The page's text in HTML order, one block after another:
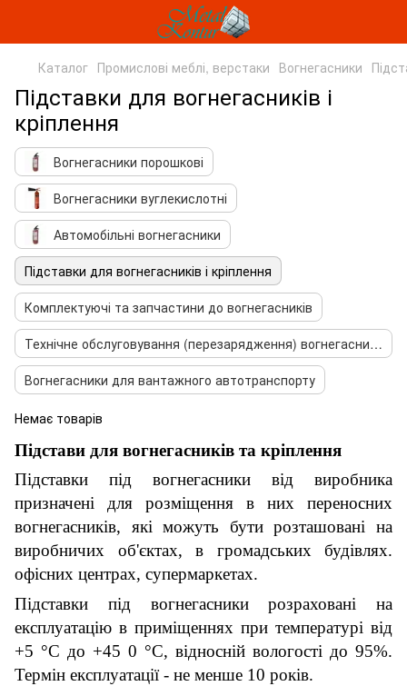
Каталог Промислові меблі, верстаки Вогнегасники
Підставки для вогнегасників і
кріплення
Вогнегасники порошкові
Вогнегасники вуглекислотні
Автомобільні вогнегасники
Підставки для вогнегасників і кріплення
Комплектуючі та запчастини до вогнегасників
Технічне обслуговування (перезарядження) вогнегасників
Вогнегасники для вантажного автотранспорту
Немає товарів
Підстави для вогнегасників та кріплення
Підставки під вогнегасники від виробника
призначені для розміщення в них переносних
вогнегасників, які можуть бути розташовані на
виробничих об'єктах, в громадських будівлях.
офісних центрах, супермаркетах.
Підставки під вогнегасники розраховані на
експлуатацію в приміщеннях при температурі від
+5 °C до +45 0 °C, відносній вологості до 95%.
Термін експлуатації - не менше 10 років.